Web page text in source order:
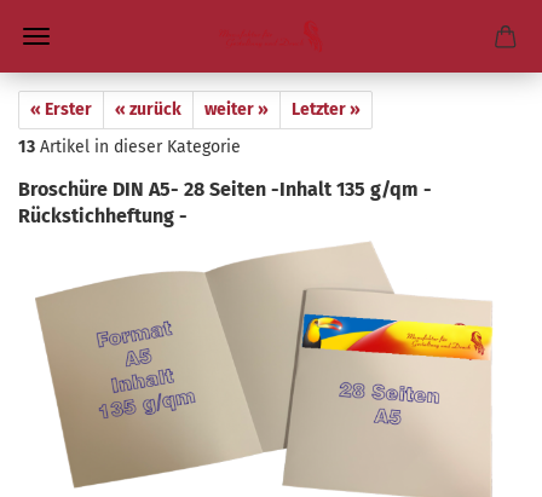
« Erster « zurück weiter »
Letzter »
13 Artikel in dieser Kategorie
Bro­schü­re DIN A5- 28 Sei­ten -​Inhalt 135 g/qm -​
Rückstichheftung -